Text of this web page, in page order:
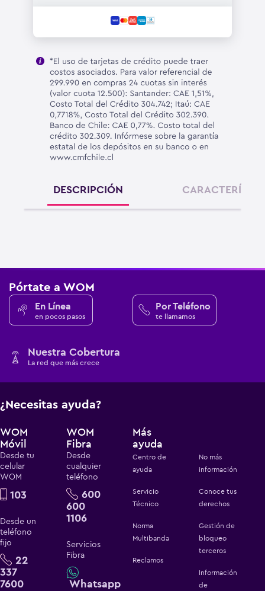
DESCRIPCIÓN
Pórtate a WOM
En Línea
en pocos pasos
Por Teléfono
te llamamos
Nuestra Cobertura
La red que más crece
¿Necesitas ayuda?
WOM
Móvil
Desde tu
celular
WOM
103
Desde un
teléfono
fijo
22
337
7600
WOM
Fibra
Desde
cualquier
teléfono
600
600
1106
Servicios
Fibra
Whatsapp
Más
ayuda
Centro de
ayuda
Servicio
Técnico
Norma
Multibanda
Reclamos
No más
información
Conoce tus
derechos
Gestión de
bloqueo
terceros
Información
de